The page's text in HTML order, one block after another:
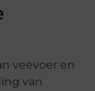
veevoer en
van